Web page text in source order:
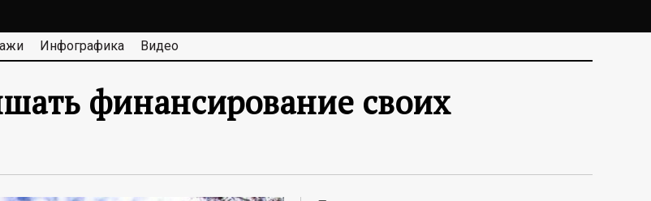
Инфографика Видео
финансирование своих